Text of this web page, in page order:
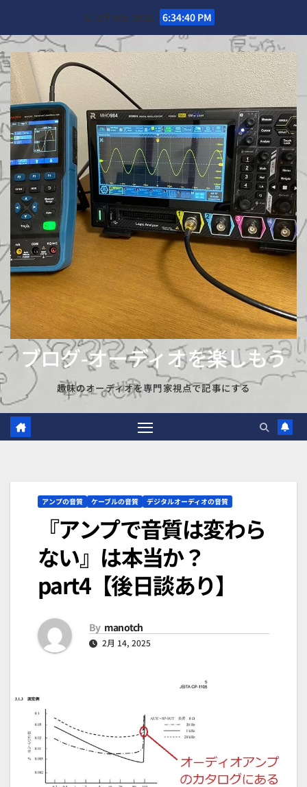
content
日. 8月 9th, 2026 6:34:42 PM
ブログ-オーディオを楽しもう
趣味のオーディオを専門家視点で記事にする
アンプの音質 ケーブルの音質 デジタルオーディオの音質
『アンプで音質は変わら
ない』は本当か？
part4【後日談あり】
By manotch
2月 14, 2025